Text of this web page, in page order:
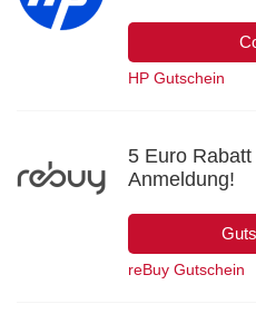
HP Gutschein
5 Euro
Anmeldung!
reBuy Gutschein